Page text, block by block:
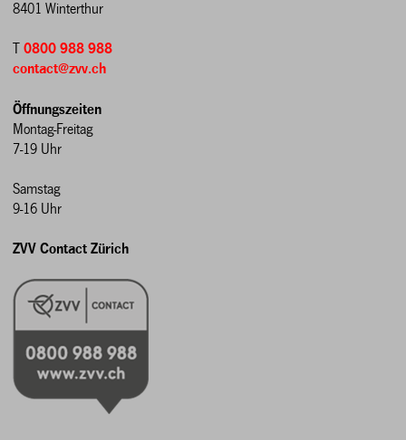
8401 Winterthur
T0800 988 988
contact@zvv.ch
Öffnungszeiten
Montag-Freitag
7-19 Uhr
Samstag
9-16 Uhr
ZVV Contact Zürich